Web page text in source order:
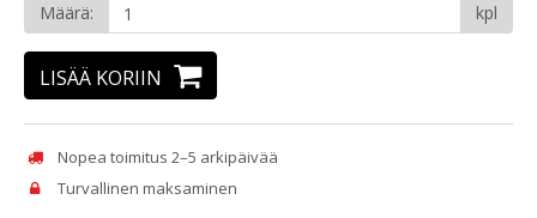
Määrä: kpl
LISÄÄ KORIIN
Nopea toimitus 2–5 arkipäivää
Turvallinen maksaminen